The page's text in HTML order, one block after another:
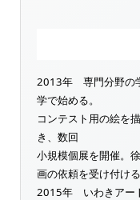
2013年 専門分野の
学で始める。
コンテスト用の絵を
き、数回
小規模個展を開催。
画の依頼を受け付ける
2015年 いわきアー